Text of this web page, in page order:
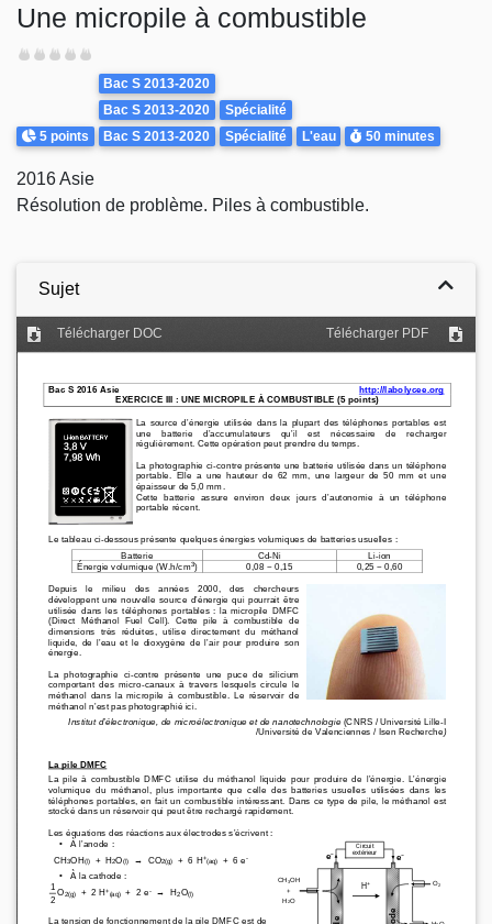
Une micropile à combustible
Difficulté
Points
5 points
Theme
Bac S 2013-2020
Bac S 2013-2020
Spécialité
Bac S 2013-2020
Spécialité L'eau Durée
50 minutes
2016 Asie
Résolution de problème. Piles à combustible.
Sujet